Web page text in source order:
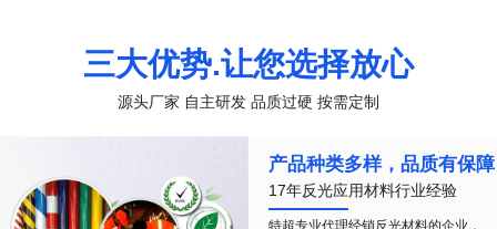
三大优势.让您选择放心
源头厂家 自主研发 品质过硬 按需定制
产品种类多样，品质有保障
17年反光应用材料行业经验
特超专业代理经销反光材料的企业，